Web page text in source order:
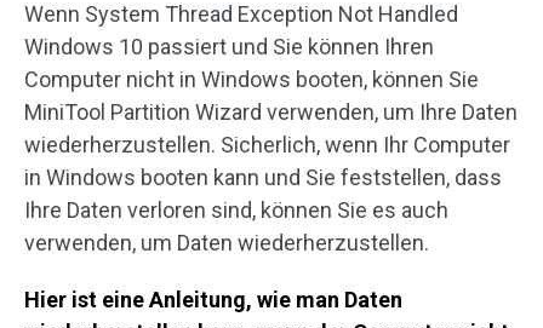
Wenn System Thread Exception Not Handled
Windows 10 passiert und Sie können Ihren
Computer nicht in Windows booten, können Sie
MiniTool Partition Wizard verwenden, um Ihre Daten
wiederherzustellen. Sicherlich, wenn Ihr Computer
in Windows booten kann und Sie feststellen, dass
Ihre Daten verloren sind, können Sie es auch
verwenden, um Daten wiederherzustellen.
Hier ist eine Anleitung, wie man Daten